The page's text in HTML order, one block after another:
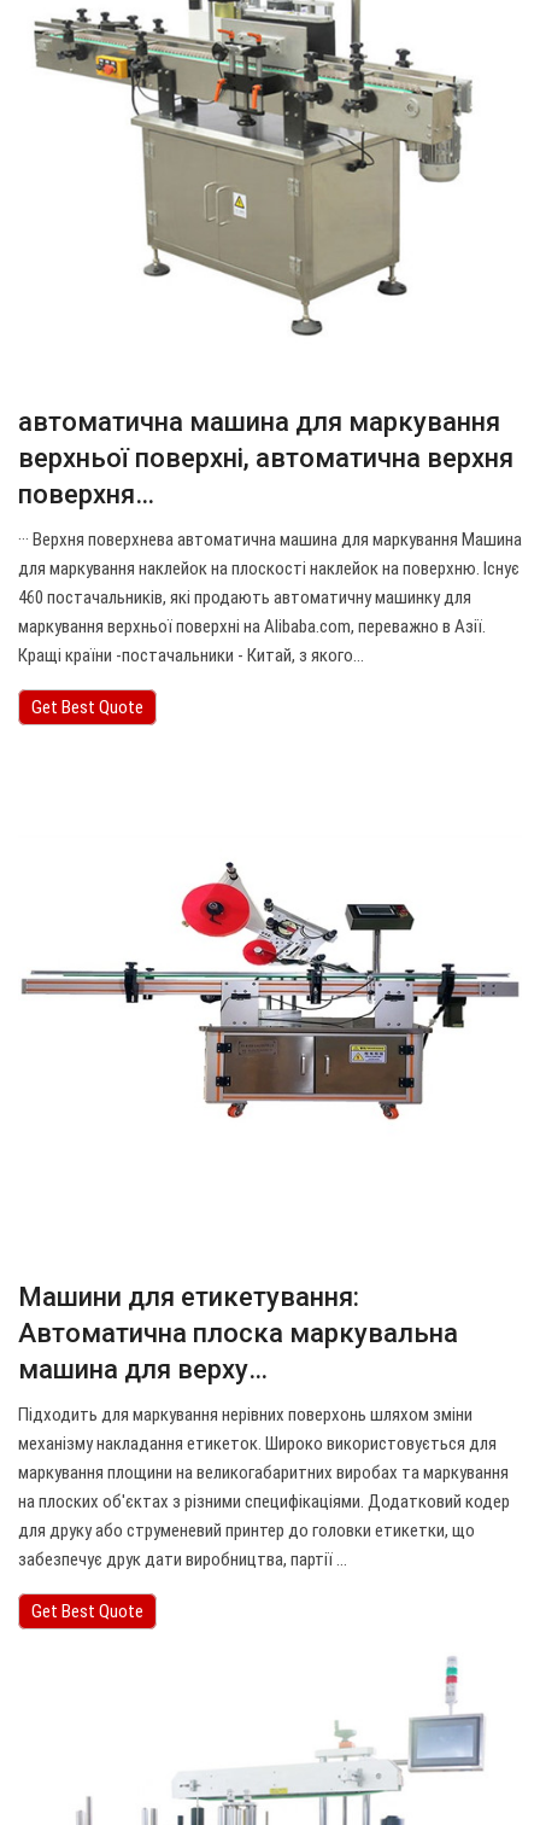
автоматична машина для маркування
верхньої поверхні, автоматична верхня
поверхня…
··· Верхня поверхнева автоматична машина для маркування Машина
для маркування наклейок на плоскості наклейок на поверхню. Існує
460 постачальників, які продають автоматичну машинку для
маркування верхньої поверхні на Alibaba.com, переважно в Азії.
Кращі країни -постачальники - Китай, з якого…
Get Best Quote
Машини для етикетування:
Автоматична плоска маркувальна
машина для верху…
Підходить для маркування нерівних поверхонь шляхом зміни
механізму накладання етикеток. Широко використовується для
маркування площини на великогабаритних виробах та маркування
на плоских об'єктах з різними специфікаціями. Додатковий кодер
для друку або струменевий принтер до головки етикетки, що
забезпечує друк дати виробництва, партії ...
Get Best Quote